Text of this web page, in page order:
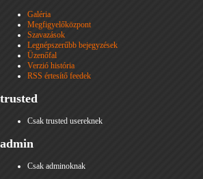
Galéria
Megfigyelőközpont
Szavazások
Legnépszerűbb bejegyzések
Üzenőfal
Verzió história
RSS értesítő feedek
trusted
Csak trusted usereknek
admin
Csak adminoknak